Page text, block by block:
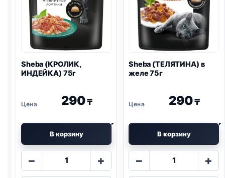
Sheba (КРОЛИК,
ИНДЕЙКА) 75г
290₸
В корзину
−
Количество
+
Sheba (ТЕЛЯТИНА) в
желе 75г
290₸
В корзину
−
Количество
+